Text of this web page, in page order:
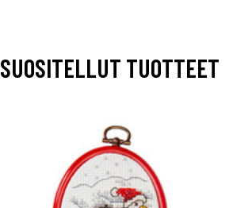
SUOSITELLUT TUOTTEET